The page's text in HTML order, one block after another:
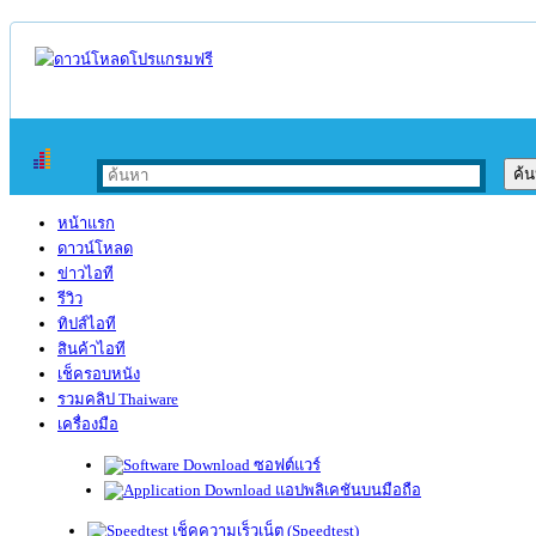
หน้าแรก
ดาวน์โหลด
ข่าวไอที
รีวิว
ทิปส์ไอที
สินค้าไอที
เช็ครอบหนัง
รวมคลิป Thaiware
เครื่องมือ
ซอฟต์แวร์
แอปพลิเคชันบนมือถือ
เช็คความเร็วเน็ต (Speedtest)